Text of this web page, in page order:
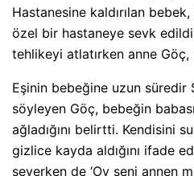
Hastanesine kaldırılan
özel bir hastaneye sevk
tehlikeyi atlatırken anne Göç,
Eşinin bebeğine uzun süredir
söyleyen Göç, bebeğin
ağladığını belirtti. Kendisini
gizlice kayda aldığını ifade
severken de ‘Oy seni annen